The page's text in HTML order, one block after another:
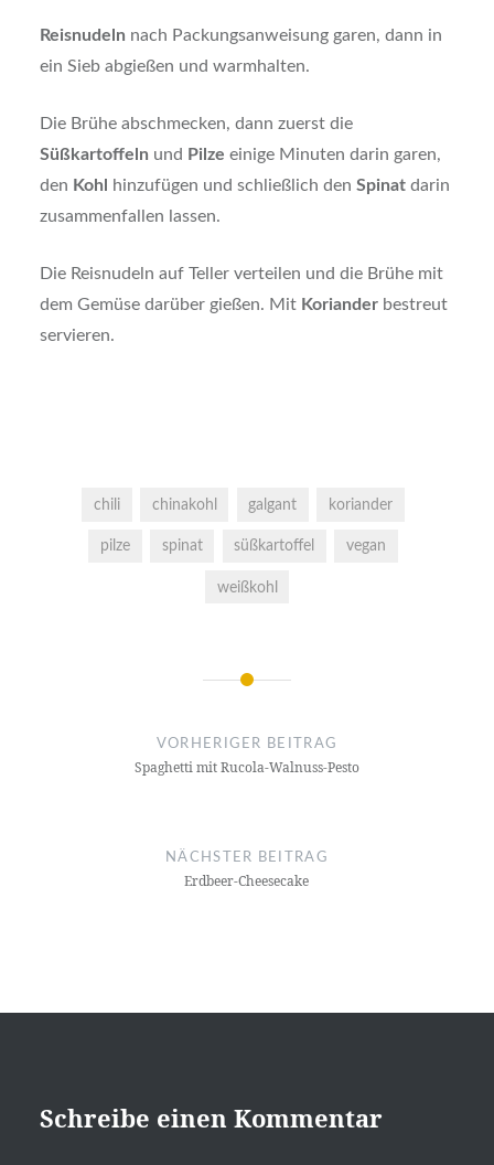
Reisnudeln nach Packungsanweisung garen, dann in
ein Sieb abgießen und warmhalten.
Die Brühe abschmecken, dann zuerst die
Süßkartoffeln und Pilze einige Minuten darin garen,
den Kohl hinzufügen und schließlich den Spinat darin
zusammenfallen lassen.
Die Reisnudeln auf Teller verteilen und die Brühe mit
dem Gemüse darüber gießen. Mit Korianderbestreut
servieren.
chili chinakohl galgant koriander
pilze spinat süßkartoffel vegan
weißkohl
Beitragsnavigation
VORHERIGER BEITRAG
Spaghetti mit Rucola-Walnuss-Pesto
NÄCHSTER BEITRAG
Erdbeer-Cheesecake
Schreibe einen Kommentar